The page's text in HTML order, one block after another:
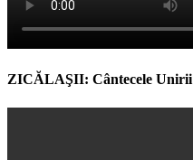
ZICĂLAŞII: Cântecele Unirii